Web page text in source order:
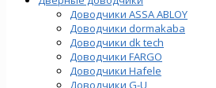
Доводчики ASSA ABLOY
Доводчики dormakaba
Доводчики dk tech
Доводчики FARGO
Доводчики Hafele
Доводчики G-U